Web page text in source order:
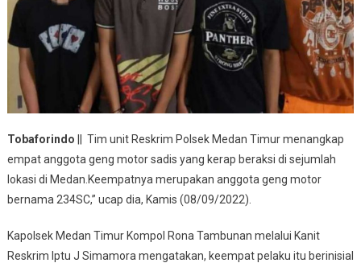
Tobaforindo || Tim unit Reskrim Polsek Medan Timur menangkap
empat anggota geng motor sadis yang kerap beraksi di sejumlah
lokasi di Medan.Keempatnya merupakan anggota geng motor
bernama 234SC,” ucap dia, Kamis (08/09/2022).
Kapolsek Medan Timur Kompol Rona Tambunan melalui Kanit
Reskrim Iptu J Simamora mengatakan, keempat pelaku itu berinisial